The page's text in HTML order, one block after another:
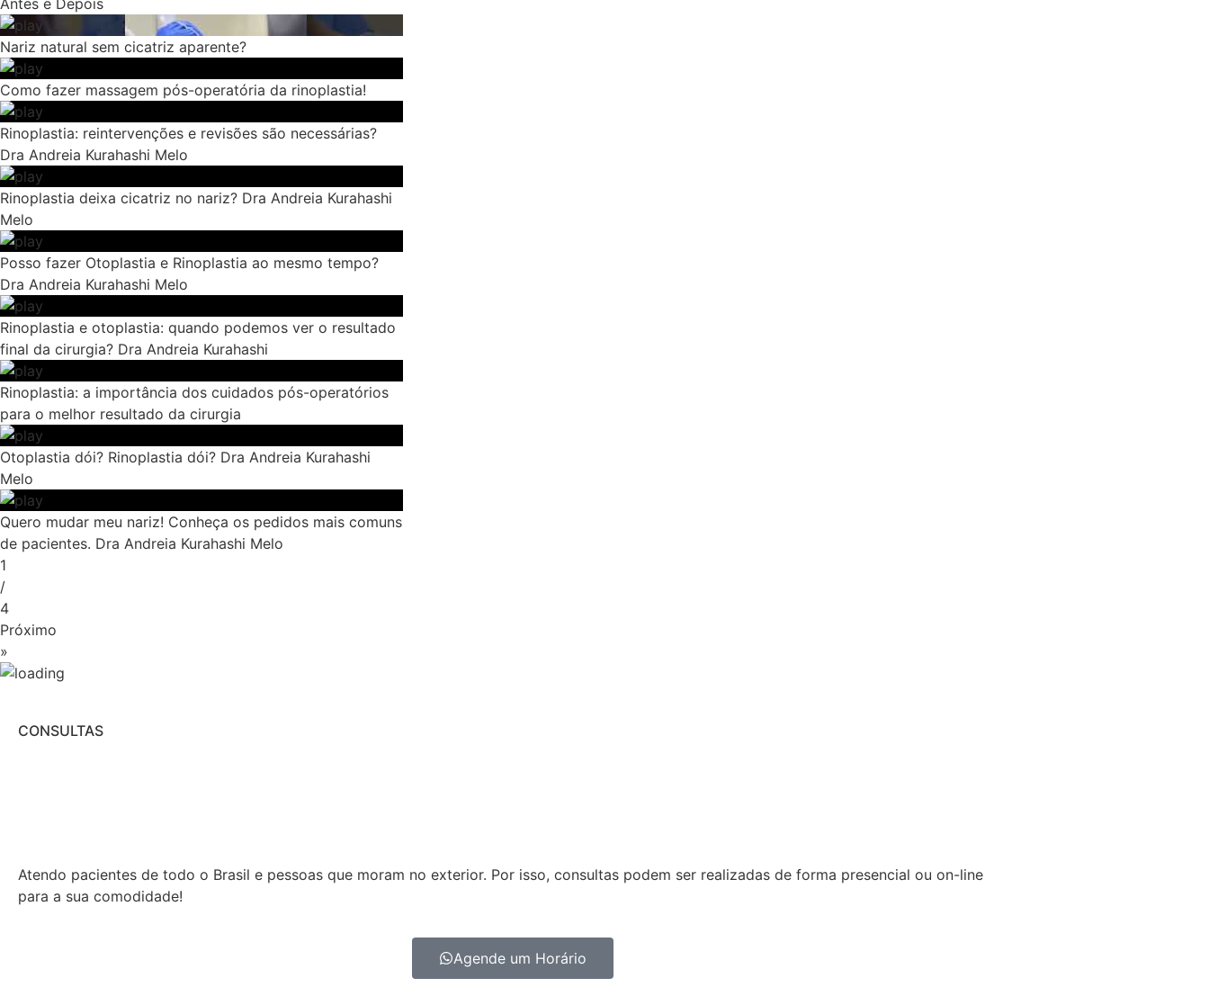
Nariz natural sem cicatriz aparente?
Como fazer massagem pós-operatória da rinoplastia!
Rinoplastia: reintervenções e revisões são necessárias?
Dra Andreia Kurahashi Melo
Rinoplastia deixa cicatriz no nariz? Dra Andreia Kurahashi
Melo
Posso fazer Otoplastia e Rinoplastia ao mesmo tempo?
Dra Andreia Kurahashi Melo
Rinoplastia e otoplastia: quando podemos ver o resultado
final da cirurgia? Dra Andreia Kurahashi
Rinoplastia: a importância dos cuidados pós-operatórios
para o melhor resultado da cirurgia
Otoplastia dói? Rinoplastia dói? Dra Andreia Kurahashi
Melo
Quero mudar meu nariz! Conheça os pedidos mais comuns
de pacientes. Dra Andreia Kurahashi Melo
1
/
4
Próximo
»
CONSULTAS
Atendo pacientes de todo o Brasil e pessoas que moram no exterior. Por isso, consultas podem ser realizadas de forma presencial ou on-line
para a sua comodidade!
Agende um Horário